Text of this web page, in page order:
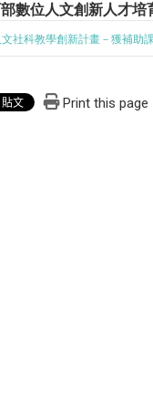
部數位人文創新人才
社科教學創新計畫－獲補助
Print this page